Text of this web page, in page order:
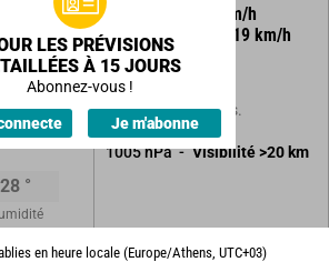
°
28 °
km/h
Rafales à
19 km/h
Ciel clair.
Sans précipitations.
1005hPa Visibilité >20 km
LES PRÉVISIONS
À 15 JOURS
Abonnez-vous !
Je m'abonne
en heure locale (Europe/Athens, UTC+03)